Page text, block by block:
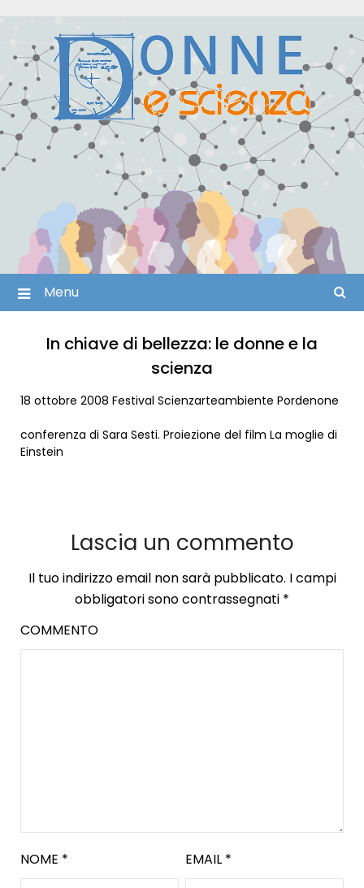
content
Menu
In chiave di bellezza: le donne e la
scienza
18 ottobre 2008 Festival Scienzarteambiente Pordenone
conferenza di Sara Sesti. Proiezione del film La moglie di
Einstein
Lascia un commento
Il tuo indirizzo email non sarà pubblicato. I campi
obbligatori sono contrassegnati *
COMMENTO
NOME * EMAIL *